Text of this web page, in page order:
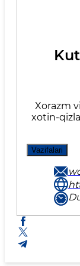
Xorazm
xotin-
Vazifalari